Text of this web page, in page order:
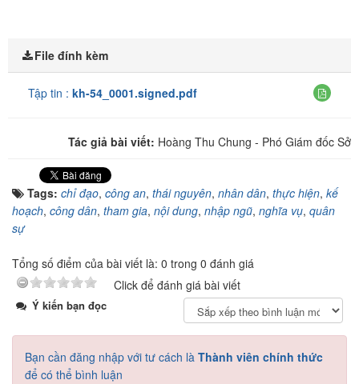
File đính kèm
Tập tin : kh-54_0001.signed.pdf
Tác giả bài viết: Hoàng Thu Chung - Phó Giám đốc Sở
Tags: chỉ đạo, công an, thái nguyên, nhân dân, thực hiện, kế
hoạch, công dân, tham gia, nội dung, nhập ngũ, nghĩa vụ, quân
sự
Tổng số điểm của bài viết là: 0 trong 0 đánh giá
Click để đánh giá bài viết
Ý kiến bạn đọc
Bạn cần đăng nhập với tư cách là Thành viên chính thức
để có thể bình luận